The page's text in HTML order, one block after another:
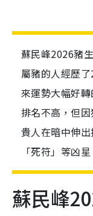
蘇民峰2026豬
屬豬的人經歷
來運勢大幅好
排名不高，但
貴人在暗中伸
「死符」等凶
蘇民峰